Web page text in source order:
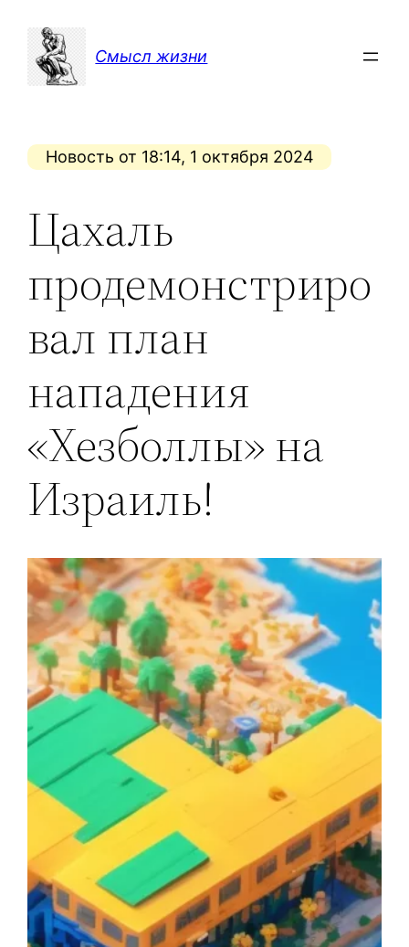
содержимому
Смысл жизни
Новость от 18:14, 1 октября 2024
Цахаль
продемонстриро
вал план
нападения
«Хезболлы» на
Израиль!